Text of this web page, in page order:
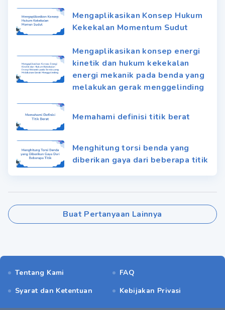
Mengaplikasikan Konsep Hukum
Kekekalan Momentum Sudut
Mengaplikasikan konsep energi
kinetik dan hukum kekekalan
energi mekanik pada benda yang
melakukan gerak menggelinding
Memahami definisi titik berat
Menghitung torsi benda yang
diberikan gaya dari beberapa titik
Buat Pertanyaan Lainnya
Tentang Kami
FAQ
Syarat dan Ketentuan
Kebijakan Privasi